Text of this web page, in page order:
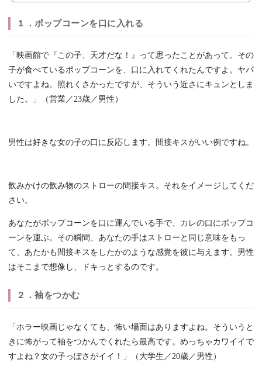
１．ポップコーンを口に入れる
「映画館で『この子、天才だな！』って思ったことがあって。その
子が食べているポップコーンを、口に入れてくれたんですよ。ヤバ
いですよね。照れくさかったですが、そういう近さにキュンとしま
した。」（営業／23歳／男性）
男性は好きな女の子の口に反応します。間接キスがいい例ですね。
飲みかけの飲み物のストローの間接キス。それをイメージしてくだ
さい。
あなたがポップコーンを口に運んでいる手で、カレの口にポップコ
ーンを運ぶ。その瞬間、あなたの手はストローと同じ意味をもっ
て、あたかも間接キスをしたかのような感覚を彼に与えます。男性
はそこまで想像し、ドキっとするのです。
２．袖をつかむ
「ホラー映画じゃなくても、怖い場面はありますよね。そういうと
きに怖がって袖をつかんでくれたら最高です。めっちゃカワイイで
すよね？女の子っぽさがイイ！」（大学生／20歳／男性）